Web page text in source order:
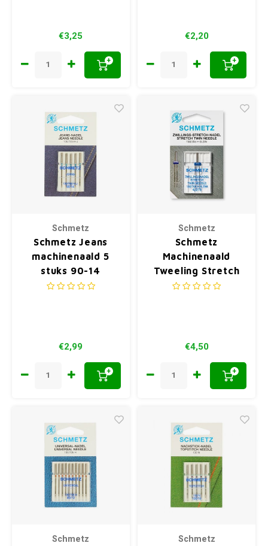
€3,25
+
€2,20
+
Schmetz
Schmetz Jeans
machinenaald 5
stuks 90-14
€2,99
+
Schmetz
Schmetz
Machinenaald
Tweeling Stretch
N°75-4mm
€4,50
+
Schmetz Schmetz